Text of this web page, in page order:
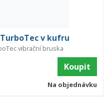
TurboTec v kufru
vibrační bruska
Koupit
Na objednávku